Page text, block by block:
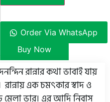
Order Via WhatsApp
Buy Now
রান্নার কথা ভাবাই যায়
এক চমৎকার স্বাদ ও
ভার। এর আদি নিবাস